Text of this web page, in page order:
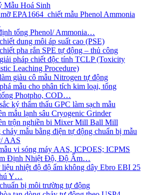
Hoá Sinh
EPA1664_chiết mẫu Phenol Ammonia
tổng Phenol/ Ammonia…
dung môi áp suất cao (PSE)
pha rắn SPE tự động – thủ công
pháp chiết độc tính TCLP (Toxicity
Leaching Procedure)
giàu cô mẫu Nitrogen tự động
mẫu cho phân tích kim loại, tổng
Photpho, COD…
ký thẩm thấu GPC làm sạch mẫu
mẫu lạnh sâu Cryogenic Grinder
trộn nghiền bi Mixer Mill Ball Mill
mẫu bằng điện tự động chuẩn bị mẫu
AAS
vi sóng máy AAS, ICPOES; ICPMS
Định Nhiệt Độ, Độ Ẩm…
nhiệt độ độ ẩm không dây Ebro EBI 25
Y…
bị môi trường tự động